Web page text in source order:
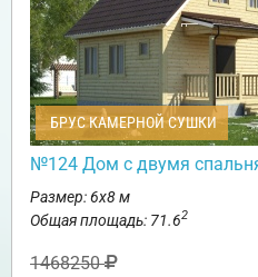
БРУС КАМЕРНОЙ СУШКИ
№124 Дом с двумя
Размер: 6х8 м
Общая площадь: 71.62
1468250